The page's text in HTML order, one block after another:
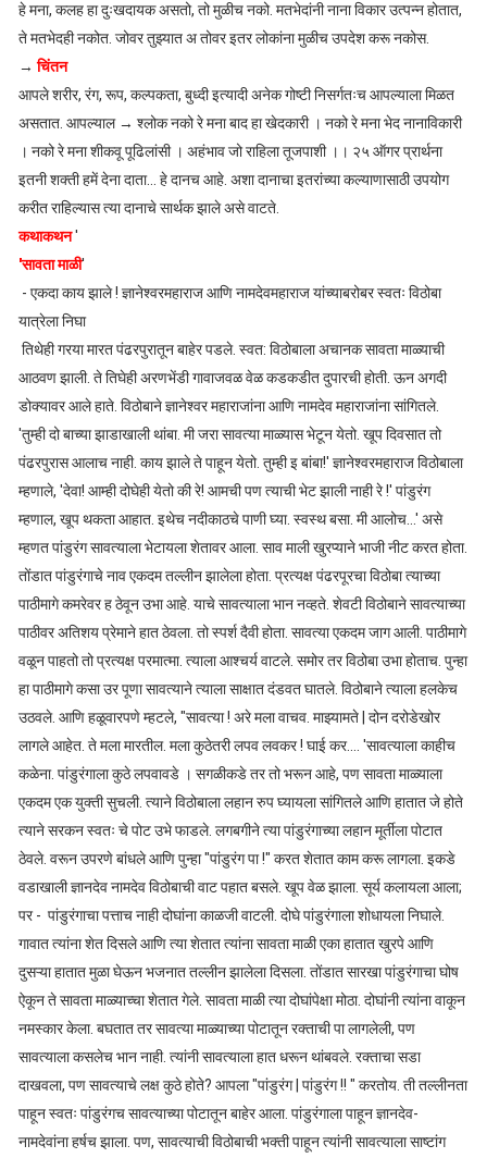
हे मना, कलह हा दुःखदायक असतो, तो मुळीच नको. मतभेदांनी नाना विकार उत्पन्न होतात,
ते मतभेदही नकोत. जोवर तुझ्यात अ तोवर इतर लोकांना मुळीच उपदेश करू नकोस.
→चिंतन
आपले शरीर, रंग, रूप, कल्पकता, बुध्दी इत्यादी अनेक गोष्टी निसर्गतःच आपल्याला मिळत
असतात. आपल्याल → श्लोक नको रे मना बाद हा खेदकारी । नको रे मना भेद नानाविकारी
। नको रे मना शीकवू पूढिलांसी । अहंभाव जो राहिला तूजपाशी ।। २५ ऑगर प्रार्थना
इतनी शक्ती हमें देना दाता... हे दानच आहे. अशा दानाचा इतरांच्या कल्याणासाठी उपयोग
करीत राहिल्यास त्या दानाचे सार्थक झाले असे वाटते.
कथाकथन'
'सावता माळी'
- एकदा काय झाले ! ज्ञानेश्वरमहाराज आणि नामदेवमहाराज यांच्याबरोबर स्वतः विठोबा
यात्रेला निघा
तिथेही गरया मारत पंढरपुरातून बाहेर पडले. स्वत: विठोबाला अचानक सावता माळ्याची
आठवण झाली. ते तिघेही अरणभेंडी गावाजवळ वेळ कडकडीत दुपारची होती. ऊन अगदी
डोक्यावर आले हाते. विठोबाने ज्ञानेश्वर महाराजांना आणि नामदेव महाराजांना सांगितले.
'तुम्ही दो बाच्या झाडाखाली थांबा. मी जरा सावत्या माळ्यास भेटून येतो. खूप दिवसात तो
पंढरपुरास आलाच नाही. काय झाले ते पाहून येतो. तुम्ही इ बांबा!' ज्ञानेश्वरमहाराज विठोबाला
म्हणाले, 'देवा! आम्ही दोघेही येतो की रे! आमची पण त्याची भेट झाली नाही रे !' पांडुरंग
म्हणाल, खूप थकता आहात. इथेच नदीकाठचे पाणी घ्या. स्वस्थ बसा. मी आलोच...' असे
म्हणत पांडुरंग सावत्याला भेटायला शेतावर आला. साव माली खुरप्याने भाजी नीट करत होता.
तोंडात पांडुरंगाचे नाव एकदम तल्लीन झालेला होता. प्रत्यक्ष पंढरपूरचा विठोबा त्याच्या
पाठीमागे कमरेवर ह ठेवून उभा आहे. याचे सावत्याला भान नव्हते. शेवटी विठोबाने सावत्याच्या
पाठीवर अतिशय प्रेमाने हात ठेवला. तो स्पर्श दैवी होता. सावत्या एकदम जाग आली. पाठीमागे
वळून पाहतो तो प्रत्यक्ष परमात्मा. त्याला आश्चर्य वाटले. समोर तर विठोबा उभा होताच. पुन्हा
हा पाठीमागे कसा उर पूणा सावत्याने त्याला साक्षात दंडवत घातले. विठोबाने त्याला हलकेच
उठवले. आणि हळूवारपणे म्हटले, "सावत्या ! अरे मला वाचव. माझ्यामते | दोन दरोडेखोर
लागले आहेत. ते मला मारतील. मला कुठेतरी लपव लवकर ! घाई कर.... 'सावत्याला काहीच
कळेना. पांडुरंगाला कुठे लपवावडे । सगळीकडे तर तो भरून आहे, पण सावता माळ्याला
एकदम एक युक्ती सुचली. त्याने विठोबाला लहान रुप घ्यायला सांगितले आणि हातात जे होते
त्याने सरकन स्वतः चे पोट उभे फाडले. लगबगीने त्या पांडुरंगाच्या लहान मूर्तीला पोटात
ठेवले. वरून उपरणे बांधले आणि पुन्हा "पांडुरंग पा !" करत शेतात काम करू लागला. इकडे
वडाखाली ज्ञानदेव नामदेव विठोबाची वाट पहात बसले. खूप वेळ झाला. सूर्य कलायला आला;
पर - पांडुरंगाचा पत्ताच नाही दोघांना काळजी वाटली. दोघे पांडुरंगाला शोधायला निघाले.
गावात त्यांना शेत दिसले आणि त्या शेतात त्यांना सावता माळी एका हातात खुरपे आणि
दुसऱ्या हातात मुळा घेऊन भजनात तल्लीन झालेला दिसला. तोंडात सारखा पांडुरंगाचा घोष
ऐकून ते सावता माळ्याच्चा शेतात गेले. सावता माळी त्या दोघांपेक्षा मोठा. दोघांनी त्यांना वाकून
नमस्कार केला. बघतात तर सावत्या माळ्याच्या पोटातून रक्ताची पा लागलेली, पण
सावत्याला कसलेच भान नाही. त्यांनी सावत्याला हात धरून थांबवले. रक्ताचा सडा
दाखवला, पण सावत्याचे लक्ष कुठे होते? आपला "पांडुरंग | पांडुरंग !! " करतोय. ती तल्लीनता
पाहून स्वतः पांडुरंगच सावत्याच्या पोटातून बाहेर आला. पांडुरंगाला पाहून ज्ञानदेव-
नामदेवांना हर्षच झाला. पण, सावत्याची विठोबाची भक्ती पाहून त्यांनी सावत्याला साष्टांग